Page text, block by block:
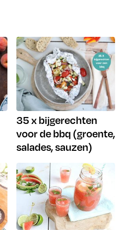
35 x bijgerechten
voor de bbq (groente,
salades, sauzen)